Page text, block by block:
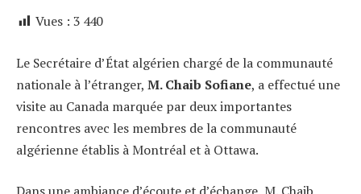
Vues : 3 440
Le Secrétaire d’État algérien chargé de la communauté
nationale à l’étranger, M. Chaib Sofiane, a effectué une
visite au Canada marquée par deux importantes
rencontres avec les membres de la communauté
algérienne établis à Montréal et à Ottawa.